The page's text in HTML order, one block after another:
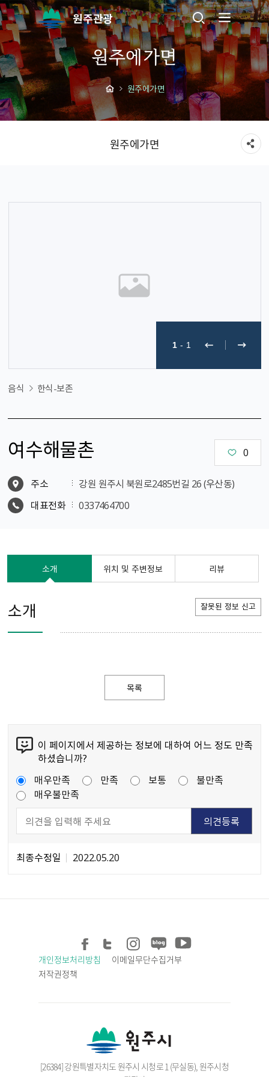
원주관광
원주에가면
원주에가면
원주에가면
1 - 1
음식 한식-보존
여수해물촌 0
주소
강원 원주시 북원로2485번길 26 (우산동)
대표전화
0337464700
소개 위치 및 주변정보 리뷰
소개 잘못된 정보 신고
목록
이 페이지에서 제공하는 정보에 대하여 어느 정도 만족
하셨습니까?
매우만족
만족 보통
불만족
매우불만족
최종수정일 2022.05.20
개인정보처리방침
이메일무단수집거부
저작권정책
[26384] 강원특별자치도 원주시 시청로 1 (무실동), 원주시청